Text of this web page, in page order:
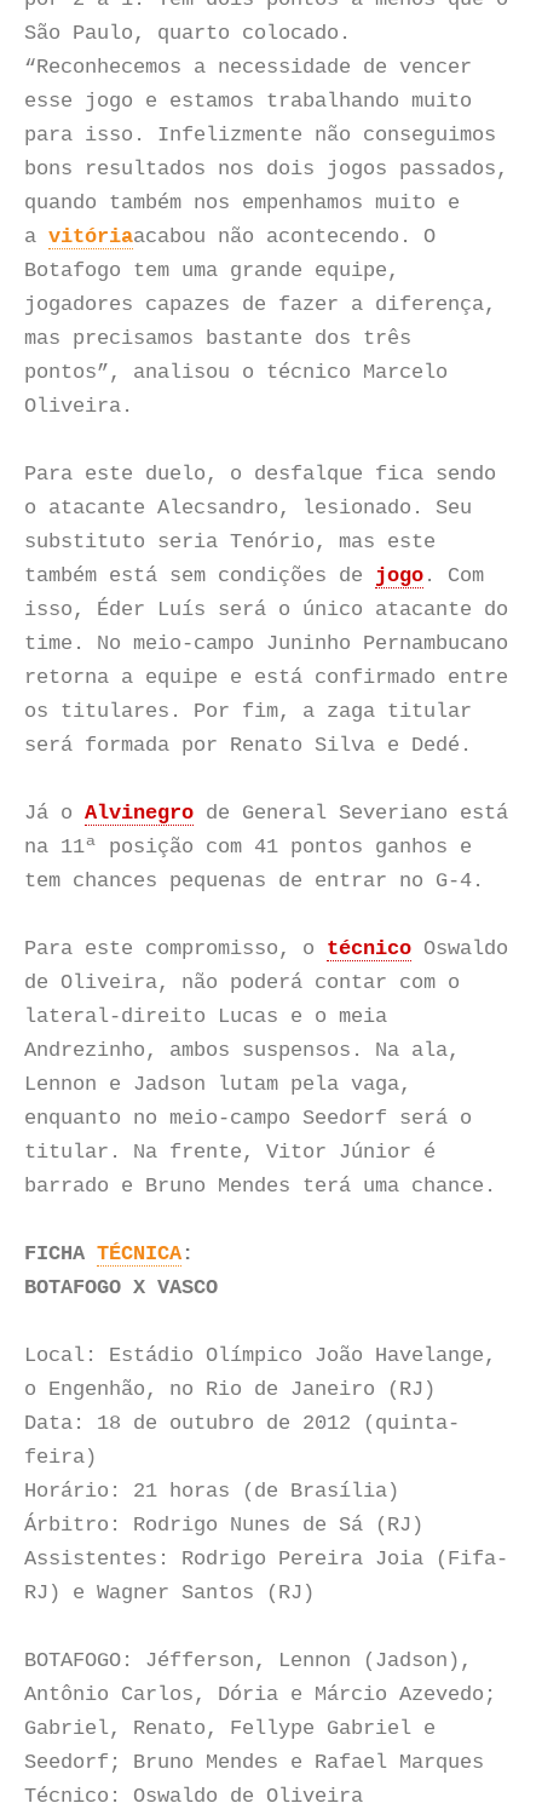
São Paulo, quarto colocado.
“Reconhecemos a necessidade de vencer
esse jogo e estamos trabalhando muito
para isso. Infelizmente não conseguimos
bons resultados nos dois jogos passados,
quando também nos empenhamos muito e
a vitóriaacabou não acontecendo. O
Botafogo tem uma grande equipe,
jogadores capazes de fazer a diferença,
mas precisamos bastante dos três
pontos”, analisou o técnico Marcelo
Oliveira.
Para este duelo, o desfalque fica sendo
o atacante Alecsandro, lesionado. Seu
substituto seria Tenório, mas este
também está sem condições de jogo . Com
isso, Éder Luís será o único atacante do
time. No meio-campo Juninho Pernambucano
retorna a equipe e está confirmado entre
os titulares. Por fim, a zaga titular
será formada por Renato Silva e Dedé.
Já o Alvinegro de General Severiano está
na 11ª posição com 41 pontos ganhos e
tem chances pequenas de entrar no G-4.
Para este compromisso, o técnico Oswaldo
de Oliveira, não poderá contar com o
lateral-direito Lucas e o meia
Andrezinho, ambos suspensos. Na ala,
Lennon e Jadson lutam pela vaga,
enquanto no meio-campo Seedorf será o
titular. Na frente, Vitor Júnior é
barrado e Bruno Mendes terá uma chance.
FICHA TÉCNICA :
BOTAFOGO X VASCO
Local: Estádio Olímpico João Havelange,
o Engenhão, no Rio de Janeiro (RJ)
Data: 18 de outubro de 2012 (quinta-
feira)
Horário: 21 horas (de Brasília)
Árbitro: Rodrigo Nunes de Sá (RJ)
Assistentes: Rodrigo Pereira Joia (Fifa-
RJ) e Wagner Santos (RJ)
BOTAFOGO: Jéfferson, Lennon (Jadson),
Antônio Carlos, Dória e Márcio Azevedo;
Gabriel, Renato, Fellype Gabriel e
Seedorf; Bruno Mendes e Rafael Marques
Técnico: Oswaldo de Oliveira